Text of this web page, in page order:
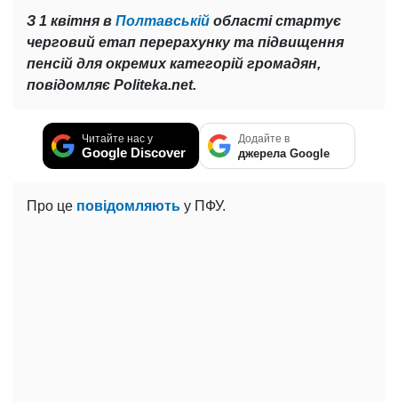
З 1 квітня в Полтавській області стартує
черговий етап перерахунку та підвищення
пенсій для окремих категорій громадян,
повідомляє Politeka.net.
Читайте нас у
Google Discover
Додайте в
джерела Google
Про це повідомляють у ПФУ.